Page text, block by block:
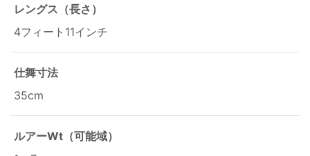
レングス（長さ）
4フィート11インチ
仕舞寸法
35cm
ルアーWt（可能域）